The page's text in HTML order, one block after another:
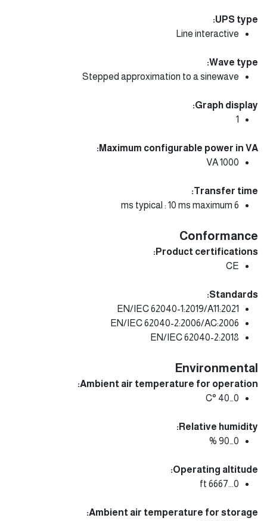
UPS type:
Line interactive
Wave type:
Stepped approximation to a sinewave
Graph display:
1
Maximum configurable power in VA:
1000 VA
Transfer time:
6 ms typical : 10 ms maximum
Conformance
Product certifications:
CE
Standards:
EN/IEC 62040-1:2019/A11:2021
EN/IEC 62040-2:2006/AC:2006
EN/IEC 62040-2:2018
Environmental
Ambient air temperature for operation:
0…40 °C
Relative humidity:
0…90 %
Operating altitude:
0...6667 ft
Ambient air temperature for storage: